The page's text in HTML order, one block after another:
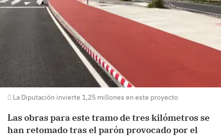
La Diputación invierte 1,25 millones en este proyecto
Las obras para este tramo de tres kilómetros se
han retomado tras el parón provocado por el